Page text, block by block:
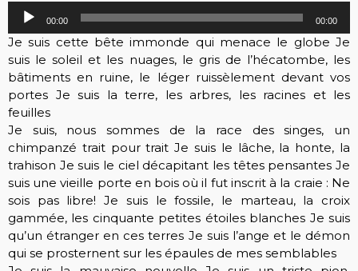
audio
00:00 00:00
Je suis cette bête immonde qui menace le globe Je
suis le soleil et les nuages, le gris de l’hécatombe, les
bâtiments en ruine, le léger ruissèlement devant vos
portes Je suis la terre, les arbres, les racines et les
feuilles
Je suis, nous sommes de la race des singes, un
chimpanzé trait pour trait Je suis le lâche, la honte, la
trahison Je suis le ciel décapitant les têtes pensantes Je
suis une vieille porte en bois où il fut inscrit à la craie : Ne
sois pas libre! Je suis le fossile, le marteau, la croix
gammée, les cinquante petites étoiles blanches Je suis
qu’un étranger en ces terres Je suis l’ange et le démon
qui se prosternent sur les épaules de mes semblables